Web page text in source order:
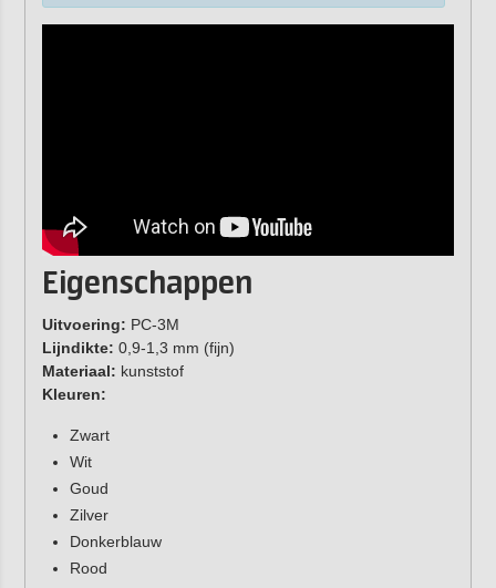
Eigenschappen
Uitvoering: PC-3M
Lijndikte: 0,9-1,3 mm (fijn)
Materiaal: kunststof
Kleuren:
Zwart
Wit
Goud
Zilver
Donkerblauw
Rood